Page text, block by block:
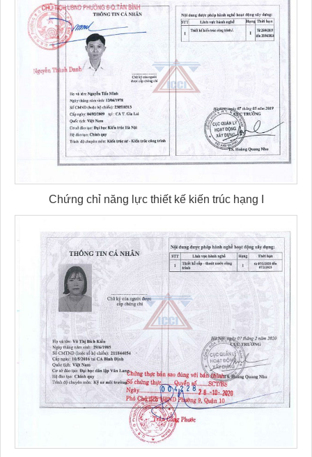
Chứng chỉ năng lực thiết kế kiến trúc hạng I